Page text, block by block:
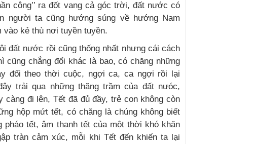
công’’ ra đốt vang cả góc trời, đất nước có
người ta cũng hướng súng về hướng Nam
vào kẻ thù nơi tuyền tuyền.
đất nước rồi cũng thống nhất nhưng cái cách
cũng chẳng đổi khác là bao, có chăng những
đổi theo thời cuộc, ngợi ca, ca ngợi rồi lại
trải qua những thăng trầm của đất nưóc,
càng đi lên, Tết đã đủ đầy, trẻ con không còn
hộp mứt tết, có chăng là chúng không biết
pháo tết, âm thanh tết của một thời khó khăn
tràn cảm xúc, mỗi khi Tết đến khiến ta lại